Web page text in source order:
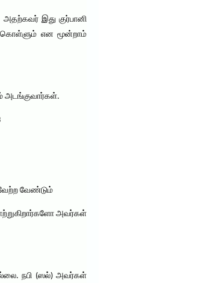
இது குர்பானி
என மூன்றாம்
அடங்குவார்கள்.
வேண்டும்
அவர்கள்
நபி (ஸல்) அவர்கள்